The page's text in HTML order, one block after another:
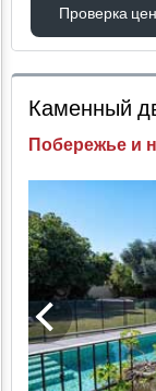
Проверка цен
Проверка цен
Каменный
Побережье и